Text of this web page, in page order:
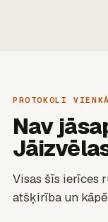
PROTOKOLI
Nav
Visas šīs ierīces
atšķirība un